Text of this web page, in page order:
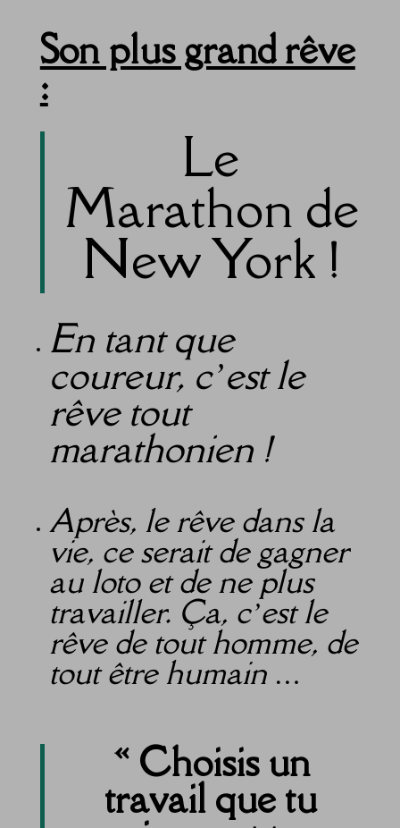
Son plus grand rêve
:
Le
Marathon de
New York !
En tant que
coureur, c’est le
rêve tout
marathonien !
Après, le rêve dans la
vie, ce serait de gagner
au loto et de ne plus
travailler. Ça, c’est le
rêve de tout homme, de
tout être humain …
« Choisis un
travail que tu